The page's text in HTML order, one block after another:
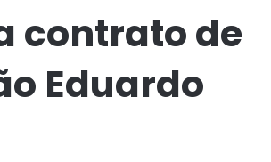
contrato de
Eduardo